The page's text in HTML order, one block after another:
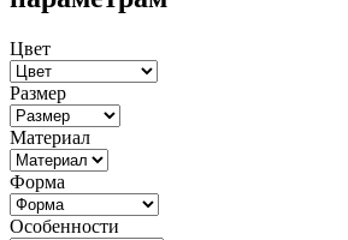
Цвет
Размер
Материал
Форма
Особенности